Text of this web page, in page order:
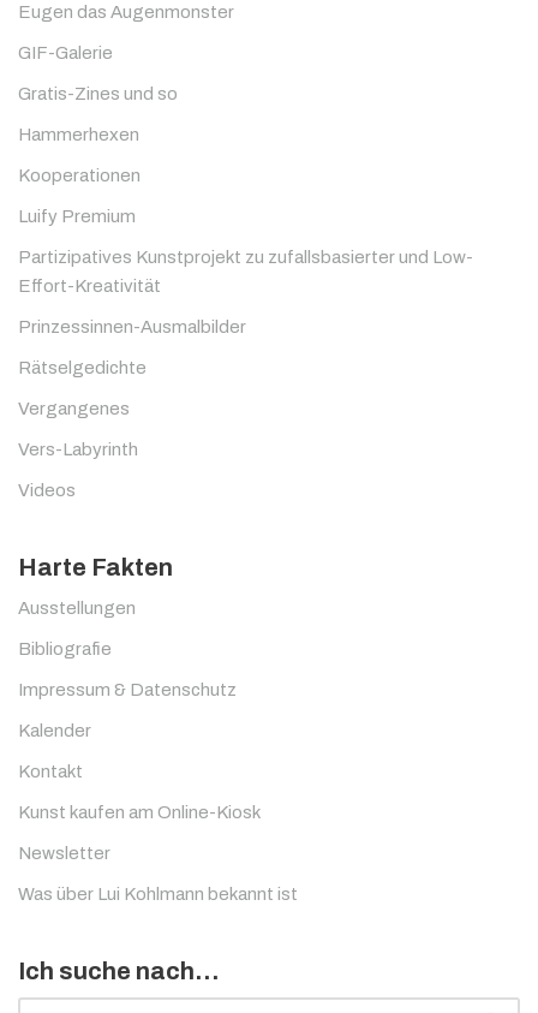
Eugen das Augenmonster
GIF-Galerie
Gratis-Zines und so
Hammerhexen
Kooperationen
Luify Premium
Partizipatives Kunstprojekt zu zufallsbasierter und Low-
Effort-Kreativität
Prinzessinnen-Ausmalbilder
Rätselgedichte
Vergangenes
Vers-Labyrinth
Videos
Harte Fakten
Ausstellungen
Bibliografie
Impressum & Datenschutz
Kalender
Kontakt
Kunst kaufen am Online-Kiosk
Newsletter
Was über Lui Kohlmann bekannt ist
Ich suche nach…